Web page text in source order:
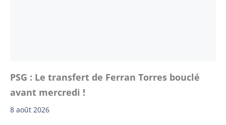
PSG : Le transfert de Ferran Torres bouclé
avant mercredi !
8 août 2026